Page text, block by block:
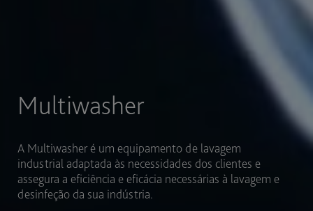
Setores
A Multiwasher foi projetada para se adaptar a diversos
segmentos de indústria, com a possível integração de
vários utensílios e objetivos numa só lavagem,
permitindo uma maior flexibilidade.